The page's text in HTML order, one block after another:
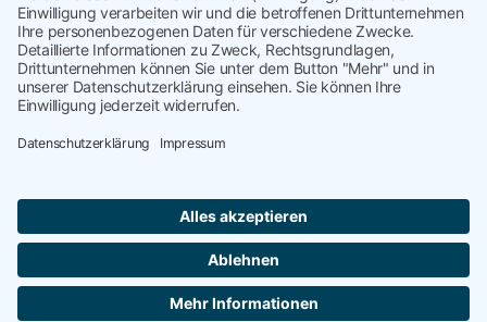
targetP
kontakt@targetP.deImpressum
Copyright © 2026 targetP | Webdesign by